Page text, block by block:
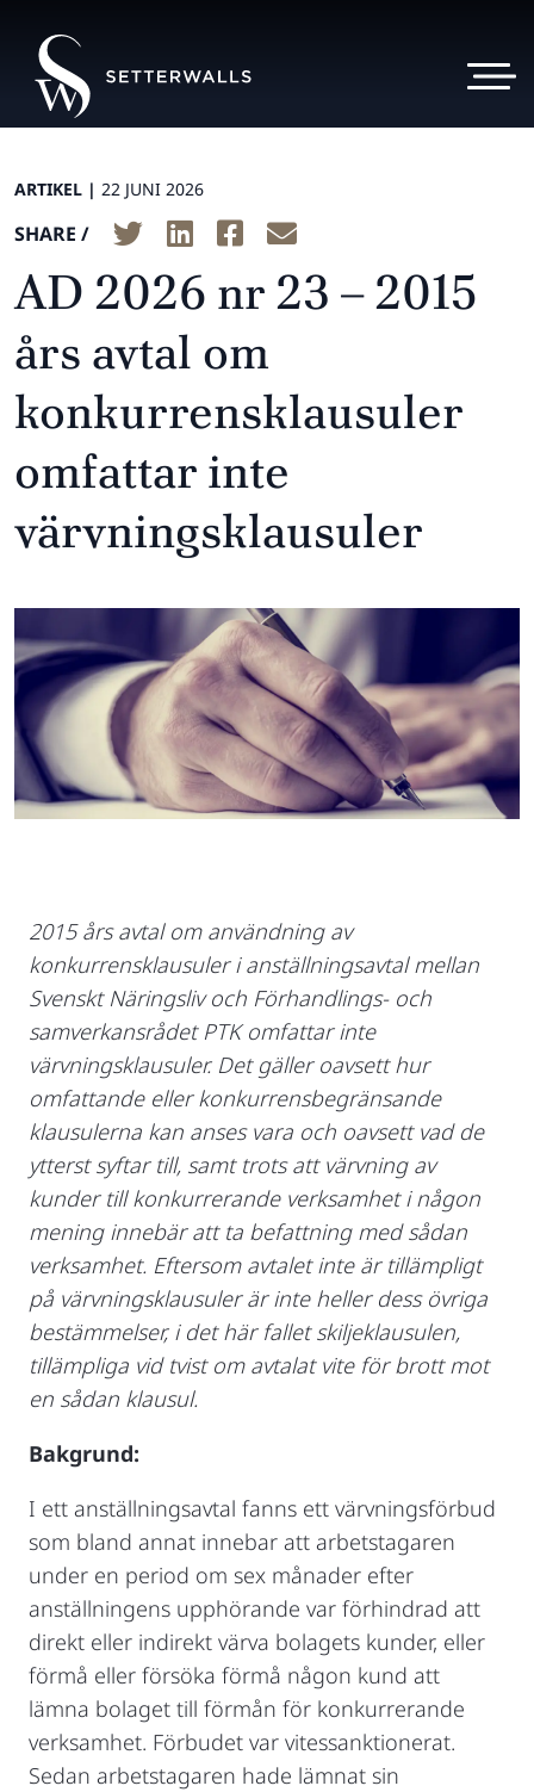
ARTIKEL | 22 JUNI 2026
SHARE /
AD 2026 nr 23 – 2015
års avtal om
konkurrensklausuler
omfattar inte
värvningsklausuler
2015 års avtal om användning av
konkurrensklausuler i anställningsavtal mellan
Svenskt Näringsliv och Förhandlings- och
samverkansrådet PTK omfattar inte
värvningsklausuler. Det gäller oavsett hur
omfattande eller konkurrensbegränsande
klausulerna kan anses vara och oavsett vad de
ytterst syftar till, samt trots att värvning av
kunder till konkurrerande verksamhet i någon
mening innebär att ta befattning med sådan
verksamhet. Eftersom avtalet inte är tillämpligt
på värvningsklausuler är inte heller dess övriga
bestämmelser, i det här fallet skiljeklausulen,
tillämpliga vid tvist om avtalat vite för brott mot
en sådan klausul.
Bakgrund:
I ett anställningsavtal fanns ett värvningsförbud
som bland annat innebar att arbetstagaren
under en period om sex månader efter
anställningens upphörande var förhindrad att
direkt eller indirekt värva bolagets kunder, eller
förmå eller försöka förmå någon kund att
lämna bolaget till förmån för konkurrerande
verksamhet. Förbudet var vitessanktionerat.
Sedan arbetstagaren hade lämnat sin